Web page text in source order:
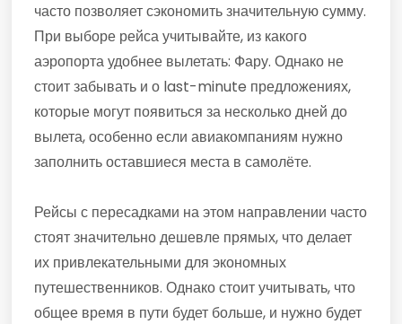
часто позволяет сэкономить значительную сумму.
При выборе рейса учитывайте, из какого
аэропорта удобнее вылетать: Фару. Однако не
стоит забывать и о last-minute предложениях,
которые могут появиться за несколько дней до
вылета, особенно если авиакомпаниям нужно
заполнить оставшиеся места в самолёте.
Рейсы с пересадками на этом направлении часто
стоят значительно дешевле прямых, что делает
их привлекательными для экономных
путешественников. Однако стоит учитывать, что
общее время в пути будет больше, и нужно будет